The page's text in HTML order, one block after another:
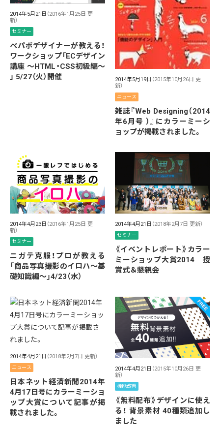
2014年5月21日 （2016年1月25日 更
新）
セミナー
ペパボデザイナーが教える！
ワークショップ「ECデザイン
講座 〜HTML・CSS初級編〜
」 5/27（火）開催
2014年5月19日 （2015年10月26日 更
新）
ニュース
雑誌『Web Designing（2014
年6月号 ）』にカラーミーシ
ョップが掲載されました。
2014年4月23日 （2016年1月25日 更
新）
セミナー
ニガテ克服！プロが教える
「商品写真撮影のイロハ〜基
礎知識編〜」4/23（水）
2014年4月21日 （2018年2月7日 更新）
セミナー
《イベントレポート》カラー
ミーショップ大賞2014 授
賞式＆懇親会
2014年4月21日 （2018年2月7日 更新）
ニュース
日本ネット経済新聞2014年
4月17日号にカラーミーショ
ップ大賞について記事が掲
載されました。
2014年4月21日 （2015年10月26日 更
新）
機能改善
《無料配布》デザインに使え
る！ 背景素材 40種類追加し
ました